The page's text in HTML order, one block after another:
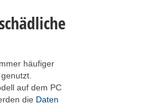
häufiger
auf dem PC
die Daten